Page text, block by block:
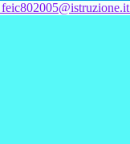
feic802005@istruzione.it